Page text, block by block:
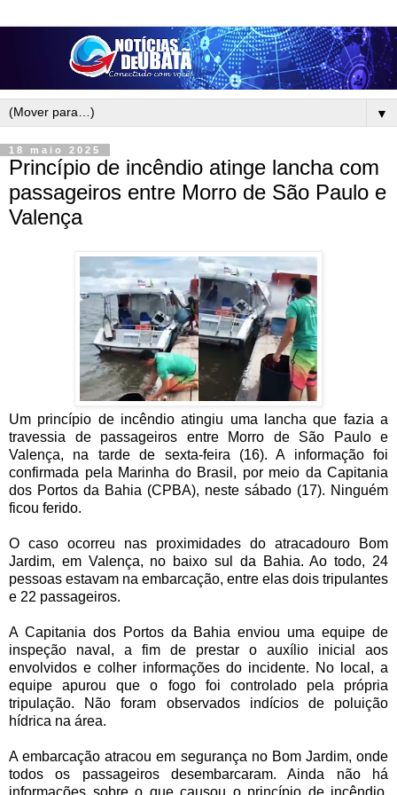
▼
18 maio 2025
Princípio de incêndio atinge lancha com
passageiros entre Morro de São Paulo e
Valença
Um princípio de incêndio atingiu uma lancha que fazia a
travessia de passageiros entre Morro de São Paulo e
Valença, na tarde de sexta-feira (16). A informação foi
confirmada pela Marinha do Brasil, por meio da Capitania
dos Portos da Bahia (CPBA), neste sábado (17). Ninguém
ficou ferido.
O caso ocorreu nas proximidades do atracadouro Bom
Jardim, em Valença, no baixo sul da Bahia. Ao todo, 24
pessoas estavam na embarcação, entre elas dois tripulantes
e 22 passageiros.
A Capitania dos Portos da Bahia enviou uma equipe de
inspeção naval, a fim de prestar o auxílio inicial aos
envolvidos e colher informações do incidente. No local, a
equipe apurou que o fogo foi controlado pela própria
tripulação. Não foram observados indícios de poluição
hídrica na área.
A embarcação atracou em segurança no Bom Jardim, onde
todos os passageiros desembarcaram. Ainda não há
informações sobre o que causou o princípio de incêndio.